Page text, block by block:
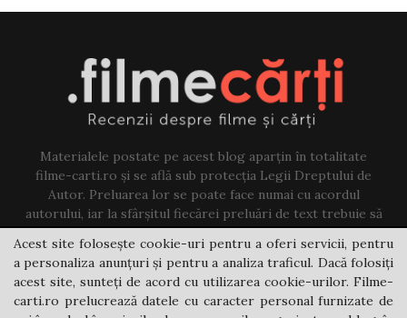
Materialele postate pe acest blog aparțin în totalitate
filme-carti.ro și se află sub protecția Legii Dreptului de
Autor. Preluarea lor se poate face numai cu acordul
autorului, iar la sfârșitul fiecărei preluări de text trebuie să
existe un link către acest blog.
Contact us:jovi@filme-carti.ro
Acest site folosește cookie-uri pentru a oferi servicii, pentru
a personaliza anunțuri și pentru a analiza traficul. Dacă folosiți
acest site, sunteți de acord cu utilizarea cookie-urilor. Filme-
carti.ro prelucrează datele cu caracter personal furnizate de